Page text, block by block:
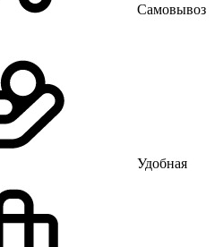
Самовывоз
Удобная